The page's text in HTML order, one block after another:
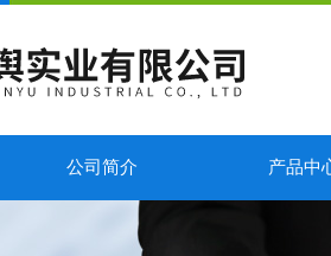
公司简介 产品中